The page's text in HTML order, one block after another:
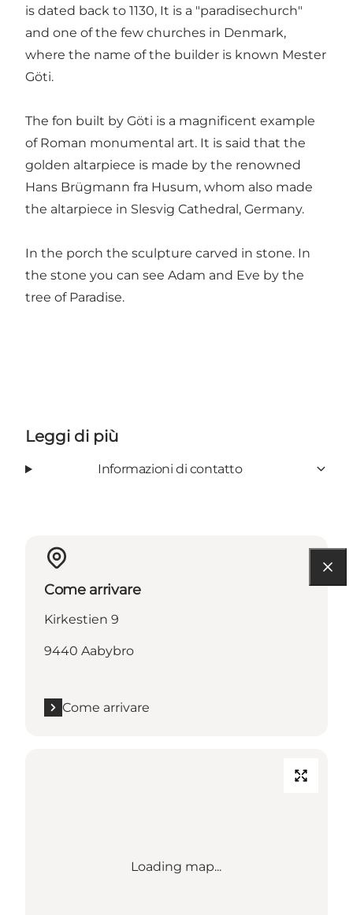
is dated back to 1130, It is a "paradisechurch"
and one of the few churches in Denmark,
where the name of the builder is known Mester
Göti.
The fon built by Göti is a magnificent example
of Roman monumental art. It is said that the
golden altarpiece is made by the renowned
Hans Brügmann fra Husum, whom also made
the altarpiece in Slesvig Cathedral, Germany.
In the porch the sculpture carved in stone. In
the stone you can see Adam and Eve by the
tree of Paradise.
Leggi di più
Informazioni di contatto
Come arrivare
Kirkestien 9
9440 Aabybro
Come arrivare
Loading map...